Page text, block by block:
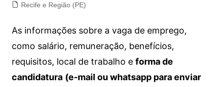
Recife e Região (PE)
As informações sobre a vaga de emprego,
como salário, remuneração, benefícios,
requisitos, local de trabalho e forma de
candidatura (e-mail ou whatsapp para enviar